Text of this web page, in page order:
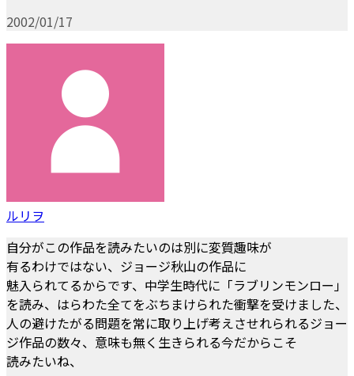
2002/01/17
ルリヲ
自分がこの作品を読みたいのは別に変質趣味が
有るわけではない、ジョージ秋山の作品に
魅入られてるからです、中学生時代に「ラブリンモンロー」
を読み、はらわた全てをぶちまけられた衝撃を受けました、
人の避けたがる問題を常に取り上げ考えさせれられるジョー
ジ作品の数々、意味も無く生きられる今だからこそ
読みたいね、